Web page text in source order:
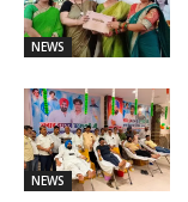
NEWS
NEWS